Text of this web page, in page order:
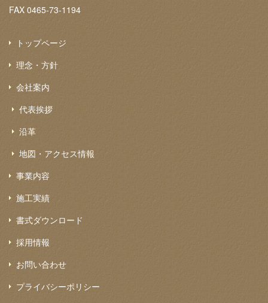
FAX 0465-73-1194
トップページ
理念・方針
会社案内
代表挨拶
沿革
地図・アクセス情報
事業内容
施工実績
書式ダウンロード
採用情報
お問い合わせ
プライバシーポリシー